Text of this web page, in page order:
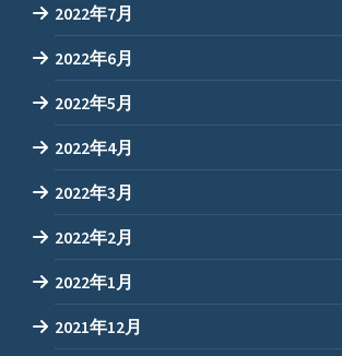
2022年7月
2022年6月
2022年5月
2022年4月
2022年3月
2022年2月
2022年1月
2021年12月